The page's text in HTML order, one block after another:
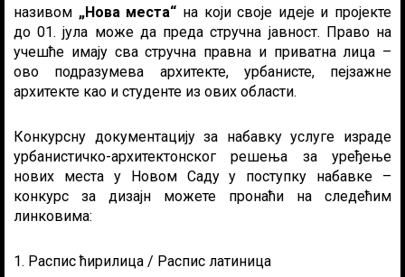
називом „Нова места“ на који своје идеје и пројекте
до 01. јула може да преда стручна јавност. Право на
учешће имају сва стручна правна и приватна лица –
ово подразумева архитекте, урбанисте, пејзажне
архитекте као и студенте из ових области.
Конкурсну документацију за набавку услуге израде
урбанистичко-архитектонског решења за уређење
нових места у Новом Саду у поступку набавке –
конкурс за дизајн можете пронаћи на следећим
линковима:
1. Распис ћирилица / Распис латиница